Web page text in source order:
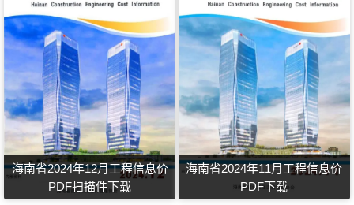
海南省2024年12月工程信息价
PDF扫描件下载
海南省2024年11月工程信息价
PDF下载